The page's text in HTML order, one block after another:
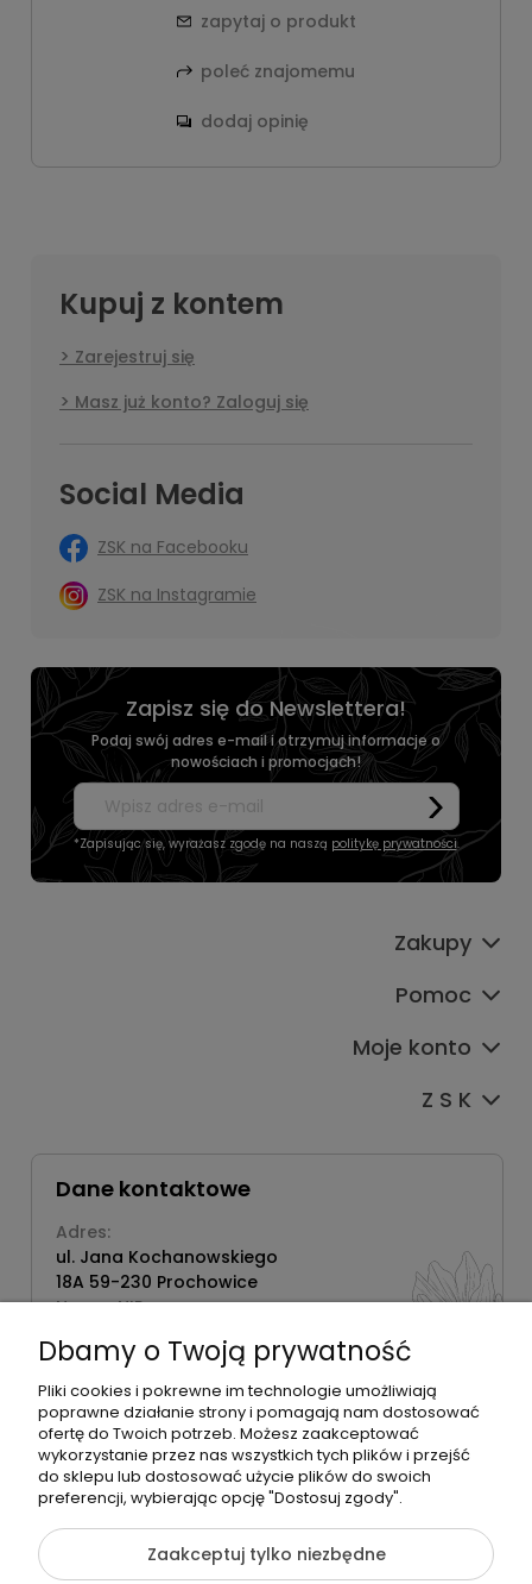
zapytaj o produkt
poleć znajomemu
dodaj opinię
Kupuj z kontem
Zarejestruj się
Masz już konto? Zaloguj się
Social Media
ZSK na Facebooku
ZSK na Instagramie
Zapisz się do Newslettera!
Podaj swój adres e-mail i otrzymuj informacje o
nowościach i promocjach!
*Zapisując się, wyrażasz zgodę na naszą politykę prywatności.
Zakupy
Pomoc
Moje konto
Z S K
Dane kontaktowe
Adres:
ul. Jana Kochanowskiego
18A 59-230 Prochowice
Numer NIP:
Telefon:
518358020
©2026 Wszelkie Prawa Zastrzeżone | Zrób Sobie Krem
Szablon Flex byEcommercy
Dbamy o Twoją prywatność
Pliki cookies i pokrewne im technologie umożliwiają
poprawne działanie strony i pomagają nam dostosować
ofertę do Twoich potrzeb. Możesz zaakceptować
wykorzystanie przez nas wszystkich tych plików i przejść
do sklepu lub dostosować użycie plików do swoich
preferencji, wybierając opcję "Dostosuj zgody".
Zaakceptuj tylko niezbędne